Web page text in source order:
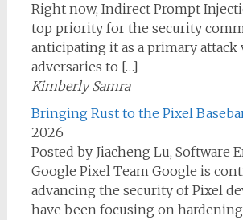
Right now, Indirect Prompt
top priority for the security
anticipating it as a primary attack
adversaries to […]
Kimberly Samra
Bringing Rust to the Pixel
2026
Posted by Jiacheng Lu, Software
Google Pixel Team Google is
advancing the security of Pixel
have been focusing on